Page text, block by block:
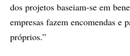
dos projetos baseiam-se em
empresas fazem encomendas e
próprios.”